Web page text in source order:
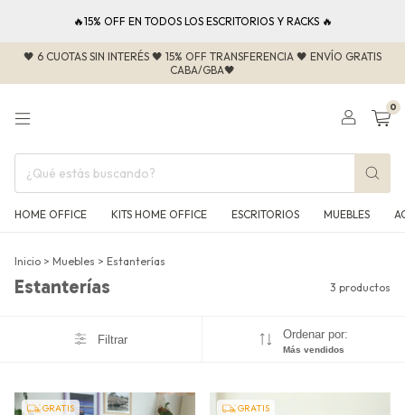
🔥15% OFF EN TODOS LOS ESCRITORIOS Y RACKS 🔥
🖤 6 CUOTAS SIN INTERÉS 🖤 15% OFF TRANSFERENCIA 🖤 ENVÍO GRATIS
CABA/GBA🖤
0
HOME OFFICE KITS HOME OFFICE ESCRITORIOS MUEBLES
Inicio > Muebles > Estanterías
Estanterías 3 productos
Filtrar Ordenar por:
Más vendidos
GRATIS GRATIS